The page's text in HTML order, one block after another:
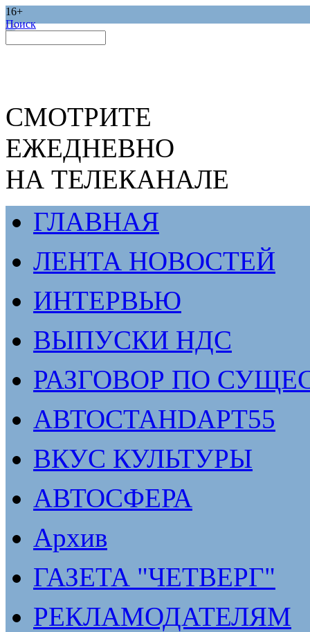
16+
Поиск
СМОТРИТЕ
ЕЖЕДНЕВНО
НА ТЕЛЕКАНАЛЕ
ГЛАВНАЯ
ЛЕНТА НОВОСТЕЙ
ИНТЕРВЬЮ
ВЫПУСКИ НДС
РАЗГОВОР ПО
АВТОСТАНDАРТ55
ВКУС КУЛЬТУРЫ
АВТОСФЕРА
Архив
ГАЗЕТА "ЧЕТВЕРГ"
РЕКЛАМОДАТЕЛЯМ